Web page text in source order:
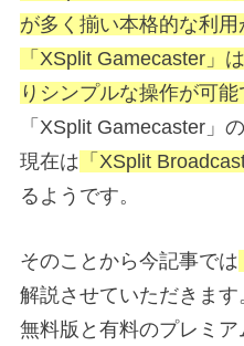
が多く揃い本格的な利用
「XSplit Gamecaster」
りシンプルな操作が可能
「XSplit Gamecaster」
現在は 「XSplit
るようです。
そのことから今記事では
解説させていただきます
無料版と有料のプレミ